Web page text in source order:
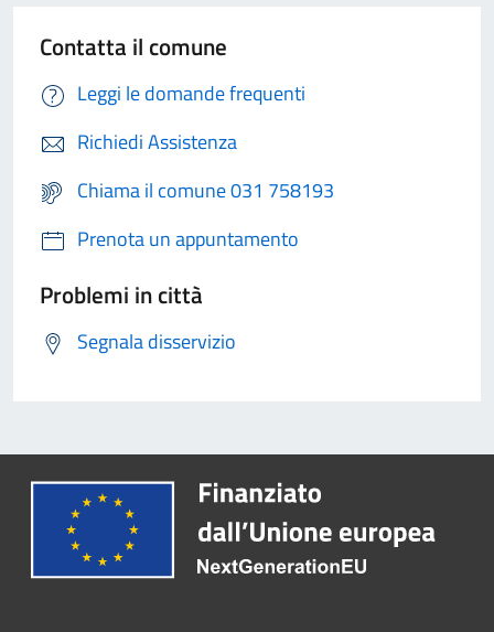
Contatta il comune
Leggi le domande frequenti
Richiedi Assistenza
Chiama il comune 031 758193
Prenota un appuntamento
Problemi in città
Segnala disservizio